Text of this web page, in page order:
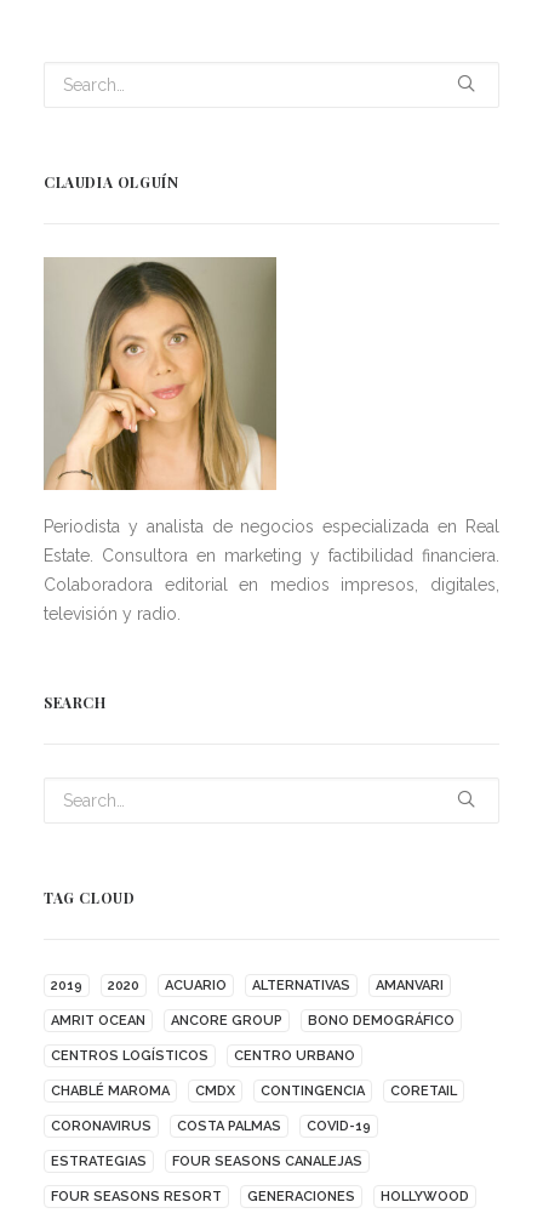
CLAUDIA OLGUÍN
Periodista y analista de negocios especializada en Real
Estate. Consultora en marketing y factibilidad financiera.
Colaboradora editorial en medios impresos, digitales,
televisión y radio.
SEARCH
TAG CLOUD
2019 2020 ACUARIO ALTERNATIVAS AMANVARI
AMRIT OCEAN ANCORE GROUP BONO DEMOGRÁFICO
CENTROS LOGÍSTICOS CENTRO URBANO
CHABLÉ MAROMA CMDX CONTINGENCIA CORETAIL
CORONAVIRUS COSTA PALMAS COVID-19
ESTRATEGIAS FOUR SEASONS CANALEJAS
FOUR SEASONS RESORT GENERACIONES HOLLYWOOD